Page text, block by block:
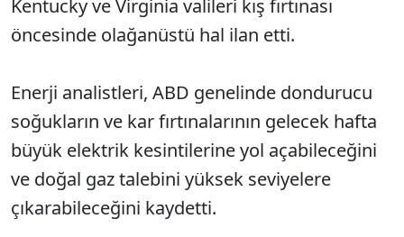
Kentucky ve Virginia valileri kış fırtınası
öncesinde olağanüstü hal ilan etti.
Enerji analistleri, ABD genelinde dondurucu
soğukların ve kar fırtınalarının gelecek hafta
büyük elektrik kesintilerine yol açabileceğini
ve doğal gaz talebini yüksek seviyelere
çıkarabileceğini kaydetti.